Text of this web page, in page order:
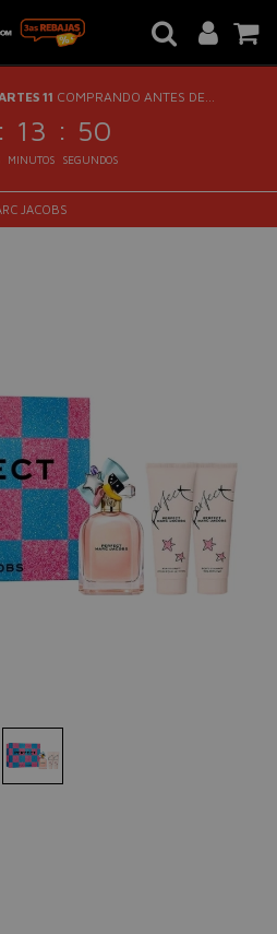
11 COMPRANDO ANTES DE...
: 13 : 49
MINUTOS SEGUNDOS
JACOBS